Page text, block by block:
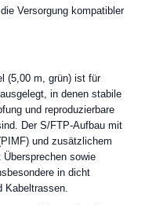
Versorgung kompatibler
(5,00 m, grün) ist für
in denen stabile
und reproduzierbare
Der S/FTP-Aufbau mit
und zusätzlichem
sowie
in dicht
Kabeltrassen.